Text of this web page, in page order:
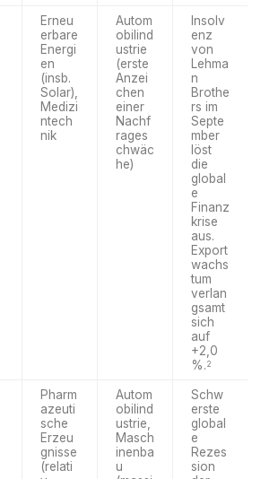
Erneu
erbare
Energi
en
(insb.
Solar),
Medizi
ntech
nik
Autom
obilind
ustrie
(erste
Anzei
chen
einer
Nachf
rages
chwäc
he)
Insolv
enz
von
Lehma
n
Brothe
rs im
Septe
mber
löst
die
global
e
Finanz
krise
aus.
Export
wachs
tum
verlan
gsamt
sich
auf
+2,0
%. 2
Pharm
azeuti
sche
Erzeu
gnisse
(relati
Autom
obilind
ustrie,
Masch
inenba
u
Schw
erste
global
e
Rezes
sion